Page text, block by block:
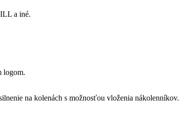
a iné.
logom.
na kolenách s možnosťou vloženia nákolenníkov.